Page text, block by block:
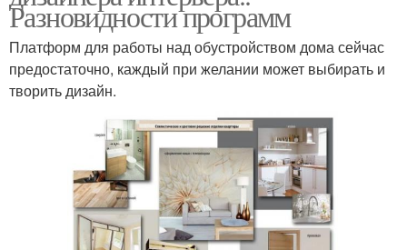
Разновидности программ
Платформ для работы над обустройством дома сейчас
предостаточно, каждый при желании может выбирать и
творить дизайн.